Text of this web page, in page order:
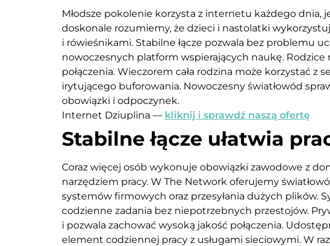
Młodsze pokolenie korzysta z internetu każdego dnia,
doskonale rozumiemy, że dzieci i nastolatki
i rówieśnikami. Stabilne łącze pozwala bez problemu
nowoczesnych platform wspierających naukę.
połączenia. Wieczorem cała rodzina może korzystać
irytującego buforowania. Nowoczesny światłowód
obowiązki i odpoczynek.
Internet Dziuplina — kliknij i sprawdź naszą ofertę
Stabilne łącze ułatwia
Coraz więcej osób wykonuje obowiązki zawodowe z
narzędziem pracy. W The Network oferujemy
systemów firmowych oraz przesyłania dużych plików.
codzienne zadania bez niepotrzebnych przestojów.
i pozwala zachować wysoką jakość połączenia.
element codziennej pracy z usługami sieciowymi. W